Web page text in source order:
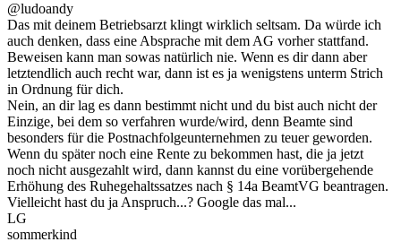
@ludoandy
Das mit deinem Betriebsarzt klingt wirklich seltsam. Da würde ich
auch denken, dass eine Absprache mit dem AG vorher stattfand.
Beweisen kann man sowas natürlich nie. Wenn es dir dann aber
letztendlich auch recht war, dann ist es ja wenigstens unterm Strich
in Ordnung für dich.
Nein, an dir lag es dann bestimmt nicht und du bist auch nicht der
Einzige, bei dem so verfahren wurde/wird, denn Beamte sind
besonders für die Postnachfolgeunternehmen zu teuer geworden.
Wenn du später noch eine Rente zu bekommen hast, die ja jetzt
noch nicht ausgezahlt wird, dann kannst du eine vorübergehende
Erhöhung des Ruhegehaltssatzes nach § 14a BeamtVG beantragen.
Vielleicht hast du ja Anspruch...? Google das mal...
LG
sommerkind